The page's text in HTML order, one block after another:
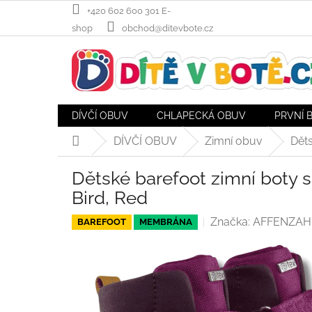
obsah
+420 602 600 301 E-
shop
obchod@ditevbote.cz
DÍVČÍ OBUV CHLAPECKÁ OBUV PRVNÍ
DomůDÍVČÍ OBUV Zimní obuv
Dětské barefoot zimní boty
Bird, Red
BAREFOOT MEMBRÁNA Značka: